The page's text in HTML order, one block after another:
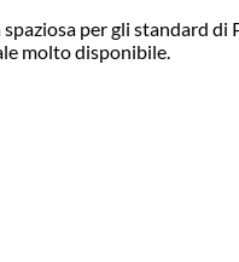
spaziosa per gli standard di
molto disponibile.